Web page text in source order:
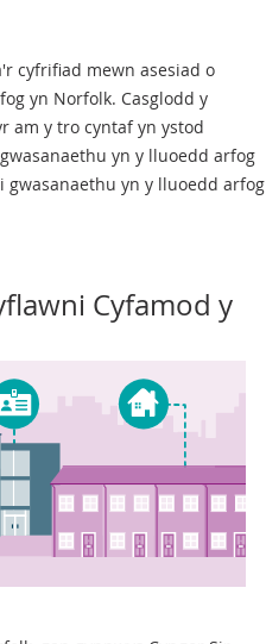
cyfrifiad mewn asesiad o
yn Norfolk. Casglodd y
am y tro cyntaf yn ystod
yn y lluoedd arfog
yn y lluoedd arfog
Cyfamod y